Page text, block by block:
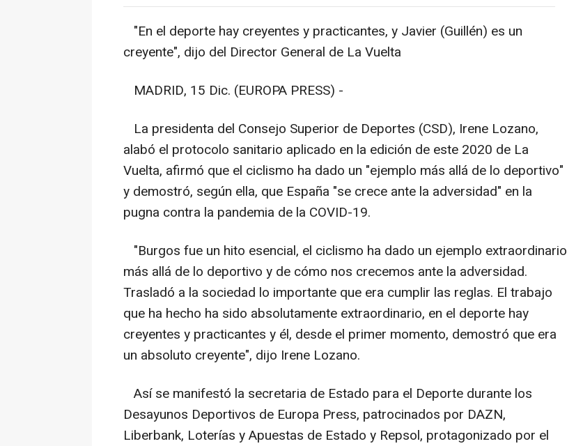
"En el deporte hay creyentes y practicantes, y Javier (Guillén) es un
creyente", dijo del Director General de La Vuelta
MADRID, 15 Dic. (EUROPA PRESS) -
La presidenta del Consejo Superior de Deportes (CSD), Irene Lozano,
alabó el protocolo sanitario aplicado en la edición de este 2020 de La
Vuelta, afirmó que el ciclismo ha dado un "ejemplo más allá de lo deportivo"
y demostró, según ella, que España "se crece ante la adversidad" en la
pugna contra la pandemia de la COVID-19.
"Burgos fue un hito esencial, el ciclismo ha dado un ejemplo extraordinario
más allá de lo deportivo y de cómo nos crecemos ante la adversidad.
Trasladó a la sociedad lo importante que era cumplir las reglas. El trabajo
que ha hecho ha sido absolutamente extraordinario, en el deporte hay
creyentes y practicantes y él, desde el primer momento, demostró que era
un absoluto creyente", dijo Irene Lozano.
Así se manifestó la secretaria de Estado para el Deporte durante los
Desayunos Deportivos de Europa Press, patrocinados por DAZN,
Liberbank, Loterías y Apuestas de Estado y Repsol, protagonizado por el